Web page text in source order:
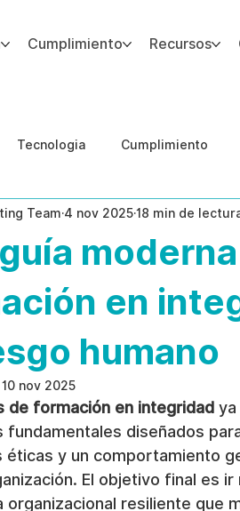
Cumplimiento Recursos
Tecnologia Cumplimiento
Etica de IA Integridad del
en
humano
Team 4 nov 202518 min de
10 nov 2025
de formación en integridad ya
fundamentales diseñados
éticas y un comportamiento
El objetivo final es
organizacional resiliente que